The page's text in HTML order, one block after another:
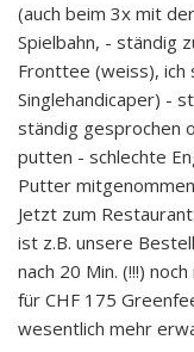
(auch beim 3x mit
Spielbahn, - ständig
Fronttee (weiss), ich
Singlehandicaper) -
ständig gesprochen
putten - schlechte
Putter
Jetzt zum
ist z.B. unsere
nach 20 Min. (!!!)
für CHF 175
wesentlich mehr